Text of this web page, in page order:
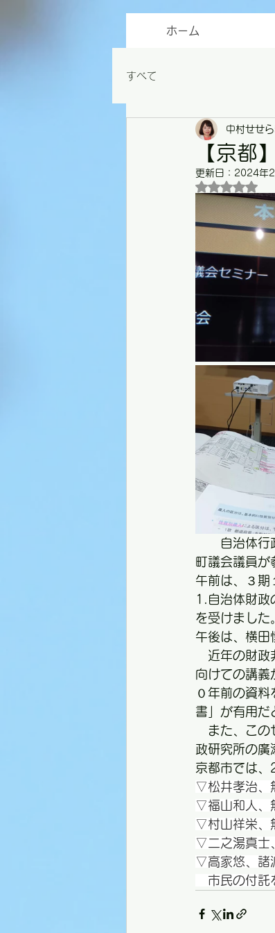
ホーム
すべて
【京都
中村せせ
更新日： 2024年
5つ星のう
自治体行政
町議会議員が
午前は、３期
1.自治体財政
を受けました
午後は、横田
近年の財政
向けての講義
０年前の資
書」が有用だ
また、この
政研究所の廣
京都市では、
▽松井孝治、
▽福山和人、
▽村山祥栄、
▽二之湯真士
▽高家悠、諸
市民の付託